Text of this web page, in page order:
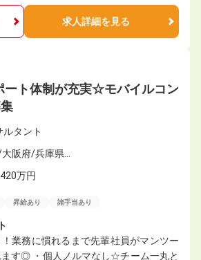
求人詳細を見る
ト体制が充実☆モバイルコン
タント
阪府/兵庫県…
万円
昇給あり 諸手当あり
！業務に慣れるまで先輩社員がマンツー
ます◎ ・個人ノルマなし☆チーム一丸と